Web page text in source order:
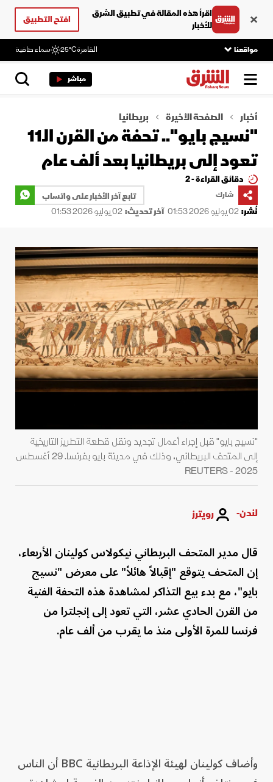
اقرأ هذه المقالة في تطبيق الشرق
للأخبار
افتح التطبيق
مواقعنا القاهرة25°C سماء صافية
مباشر
أخبار الصفحة الأخيرة بريطانيا
"نسيج بايو".. تحفة من القرن الـ11
تعود إلى بريطانيا بعد ألف عام
دقائق القراءة - 2
شارك
تابع آخر الأخبار على واتساب
نُشر:02 يوليو 2026 01:53 آخر تحديث:02 يوليو 2026 01:53
"نسيج بايو" قبل إجراء أعمال تجديد ونقل قطعة التطريز التاريخية
إلى المتحف البريطاني، وذلك في مدينة بايو بفرنسا. 29 أغسطس
2025 - REUTERS
لندن- رويترز
قال مدير المتحف البريطاني نيكولاس كولينان الأربعاء،
إن المتحف يتوقع "إقبالاً هائلاً" على معرض "نسيج
بايو"، مع بدء بيع التذاكر لمشاهدة هذه التحفة الفنية
من ‌القرن الحادي عشر، التي تعود إلى إنجلترا من
فرنسا للمرة الأولى منذ ما يقرب من ألف عام.
وأضاف كولينان لهيئة الإذاعة البريطانية BBC أن الناس